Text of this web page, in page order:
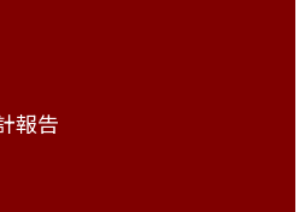
報告